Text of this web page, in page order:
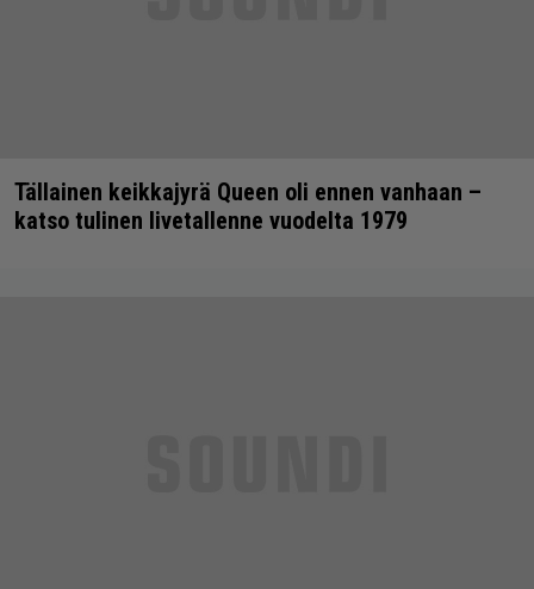
Tällainen keikkajyrä Queen oli ennen vanhaan –
katso tulinen livetallenne vuodelta 1979